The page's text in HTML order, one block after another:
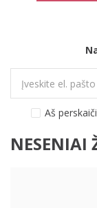
Aš
NESENIAI